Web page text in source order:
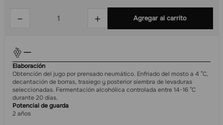
＋
－ Agregar al carrito
Elaboración
Obtención del jugo por prensado neumático. Enfriado del mosto a 4 °C,
decantación de borras, trasiego y posterior siembra de levaduras
seleccionadas. Fermentación alcohólica controlada entre 14-16 °C
durante 20 días.
Potencial de guarda
2 años